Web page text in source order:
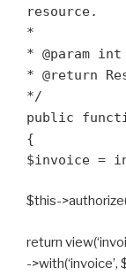
resource.
*
* @param
* @return
*/
public
{
$invoice =
$this-
return
->with(‘invoice’,